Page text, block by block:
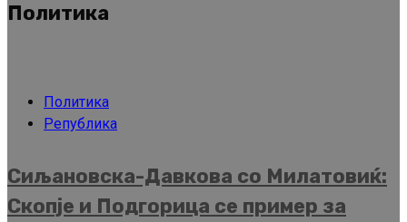
Политика
Политика
Република
Сиљановска-Давкова со Милатовиќ:
Скопје и Подгорица се пример за